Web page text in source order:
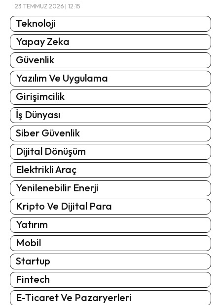
23 TEMMUZ 2026 | 12:15
Teknoloji
Yapay Zeka
Güvenlik
Yazılım Ve Uygulama
Girişimcilik
İş Dünyası
Siber Güvenlik
Dijital Dönüşüm
Elektrikli Araç
Yenilenebilir Enerji
Kripto Ve Dijital Para
Yatırım
Mobil
Startup
Fintech
E-Ticaret Ve Pazaryerleri